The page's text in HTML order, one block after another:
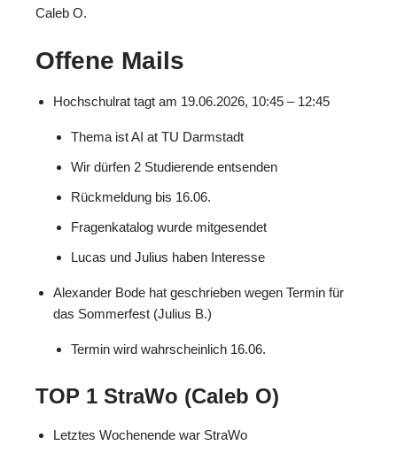
Caleb O.
Offene Mails
Hochschulrat tagt am 19.06.2026, 10:45 – 12:45
Thema ist AI at TU Darmstadt
Wir dürfen 2 Studierende entsenden
Rückmeldung bis 16.06.
Fragenkatalog wurde mitgesendet
Lucas und Julius haben Interesse
Alexander Bode hat geschrieben wegen Termin für
das Sommerfest (Julius B.)
Termin wird wahrscheinlich 16.06.
TOP 1 StraWo (Caleb O)
Letztes Wochenende war StraWo